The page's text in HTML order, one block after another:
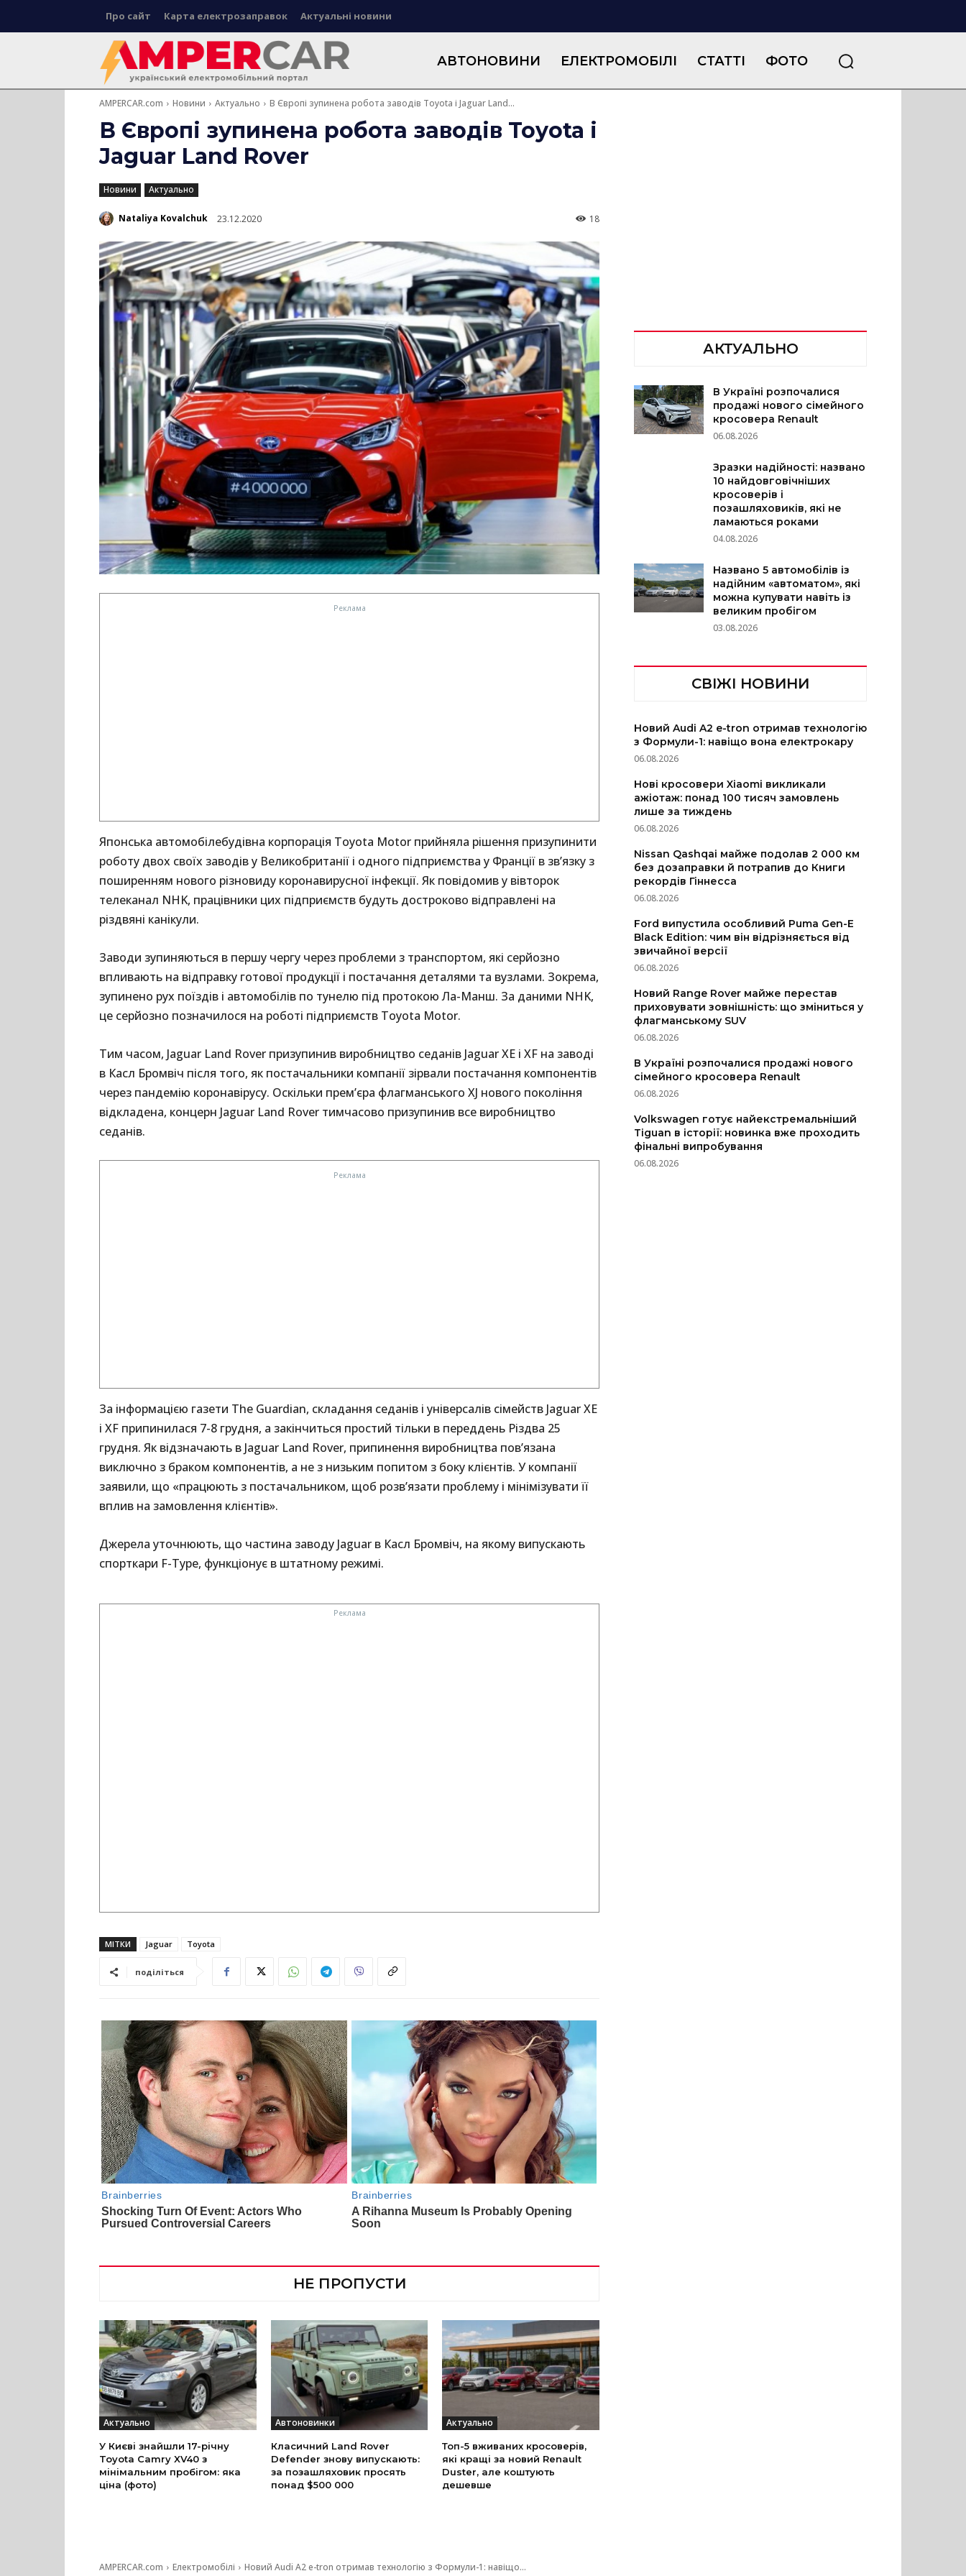
Про сайт Карта електрозаправок Актуальні новини
АВТОНОВИНИ ЕЛЕКТРОМОБІЛІ СТАТТІ ФОТО
AMPERCAR.com Новини Актуально В Європі зупинена робота заводів Toyota і Jaguar Land...
В Європі зупинена робота заводів Toyota і
Jaguar Land Rover
Новини Актуально
Nataliya Kovalchuk 23.12.2020 18
Японська автомобілебудівна корпорація Toyota Motor прийняла рішення призупинити
роботу двох своїх заводів у Великобританії і одного підприємства у Франції в зв’язку з
поширенням нового різновиду коронавирусної інфекції. Як повідомив у вівторок
телеканал NHK, працівники цих підприємств будуть достроково відправлені на
різдвяні канікули.
Заводи зупиняються в першу чергу через проблеми з транспортом, які серйозно
впливають на відправку готової продукції і постачання деталями та вузлами. Зокрема,
зупинено рух поїздів і автомобілів по тунелю під протокою Ла-Манш. За даними NHK,
це серйозно позначилося на роботі підприємств Toyota Motor.
Тим часом, Jaguar Land Rover призупинив виробництво седанів Jaguar XE і XF на заводі
в Касл Бромвіч після того, як постачальники компанії зірвали постачання компонентів
через пандемію коронавірусу. Оскільки прем’єра флагманського XJ нового покоління
відкладена, концерн Jaguar Land Rover тимчасово призупинив все виробництво
седанів.
За інформацією газети The Guardian, складання седанів і універсалів сімейств Jaguar XE
і XF припинилася 7-8 грудня, а закінчиться простий тільки в переддень Різдва 25
грудня. Як відзначають в Jaguar Land Rover, припинення виробництва пов’язана
виключно з браком компонентів, а не з низьким попитом з боку клієнтів. У компанії
заявили, що «працюють з постачальником, щоб розв’язати проблему і мінімізувати її
вплив на замовлення клієнтів».
Джерела уточнюють, що частина заводу Jaguar в Касл Бромвіч, на якому випускають
спорткари F-Type, функціонує в штатному режимі.
МІТКИ Jaguar Toyota
поділіться
НЕ ПРОПУСТИ
Актуально
У Києві знайшли 17-річну
Toyota Camry XV40 з
мінімальним пробігом: яка
ціна (фото)
Автоновинки
Класичний Land Rover
Defender знову випускають:
за позашляховик просять
понад $500 000
Актуально
Топ-5 вживаних кросоверів,
які кращі за новий Renault
Duster, але коштують
дешевше
АКТУАЛЬНО
В Україні розпочалися
продажі нового сімейного
кросовера Renault
06.08.2026
Зразки надійності: названо
10 найдовговічніших
кросоверів і
позашляховиків, які не
ламаються роками
04.08.2026
Названо 5 автомобілів із
надійним «автоматом», які
можна купувати навіть із
великим пробігом
03.08.2026
СВІЖІ НОВИНИ
Новий Audi A2 e-tron отримав технологію
з Формули-1: навіщо вона електрокару
06.08.2026
Нові кросовери Xiaomi викликали
ажіотаж: понад 100 тисяч замовлень
лише за тиждень
06.08.2026
Nissan Qashqai майже подолав 2 000 км
без дозаправки й потрапив до Книги
рекордів Гіннесса
06.08.2026
Ford випустила особливий Puma Gen-E
Black Edition: чим він відрізняється від
звичайної версії
06.08.2026
Новий Range Rover майже перестав
приховувати зовнішність: що зміниться у
флагманському SUV
06.08.2026
В Україні розпочалися продажі нового
сімейного кросовера Renault
06.08.2026
Volkswagen готує найекстремальніший
Tiguan в історії: новинка вже проходить
фінальні випробування
06.08.2026